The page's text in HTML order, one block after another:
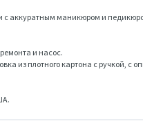
с аккуратным маникюром и
и насос.
из плотного картона с ручкой, с